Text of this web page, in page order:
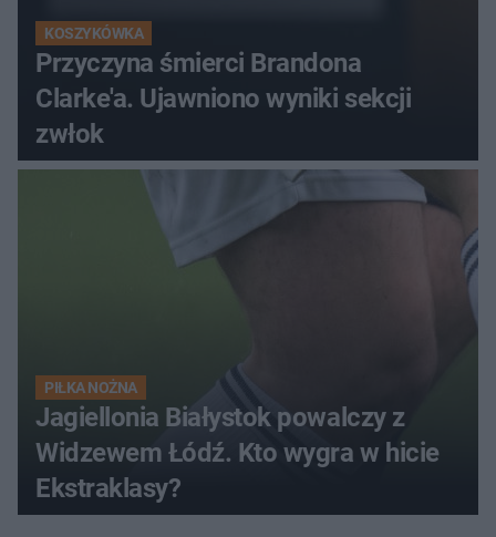
KOSZYKÓWKA
Przyczyna śmierci Brandona
Clarke'a. Ujawniono wyniki sekcji
zwłok
PIŁKA NOŻNA
Jagiellonia Białystok powalczy z
Widzewem Łódź. Kto wygra w hicie
Ekstraklasy?